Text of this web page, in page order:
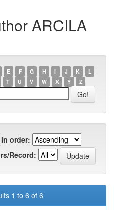
ARCILA
E F G H I J K
L
T U V W X Y Z
In order:
Record:
1 to 6 of 6